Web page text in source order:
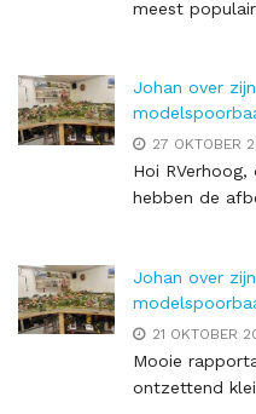
meest
Johan over
27 OKTOBER
Hoi
hebben de
Johan over
21 OKTOBER
Mooie
ontzettend